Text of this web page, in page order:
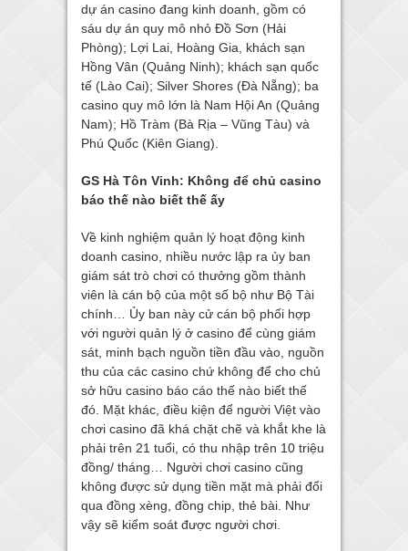
dự án casino đang kinh doanh, gồm có
sáu dự án quy mô nhỏ Đồ Sơn (Hải
Phòng); Lợi Lai, Hoàng Gia, khách sạn
Hồng Vân (Quảng Ninh); khách sạn quốc
tế (Lào Cai); Silver Shores (Đà Nẵng); ba
casino quy mô lớn là Nam Hội An (Quảng
Nam); Hồ Tràm (Bà Rịa – Vũng Tàu) và
Phú Quốc (Kiên Giang).
GS Hà Tôn Vinh: Không để chủ casino
báo thế nào biết thế ấy
Về kinh nghiệm quản lý hoạt động kinh
doanh casino, nhiều nước lập ra ủy ban
giám sát trò chơi có thưởng gồm thành
viên là cán bộ của một số bộ như Bộ Tài
chính… Ủy ban này cử cán bộ phối hợp
với người quản lý ở casino để cùng giám
sát, minh bạch nguồn tiền đầu vào, nguồn
thu của các casino chứ không để cho chủ
sở hữu casino báo cáo thế nào biết thế
đó. Mặt khác, điều kiện để người Việt vào
chơi casino đã khá chặt chẽ và khắt khe là
phải trên 21 tuổi, có thu nhập trên 10 triệu
đồng/ tháng… Người chơi casino cũng
không được sử dụng tiền mặt mà phải đổi
qua đồng xèng, đồng chip, thẻ bài. Như
vậy sẽ kiểm soát được người chơi.